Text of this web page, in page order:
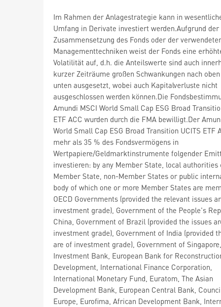
Im Rahmen der Anlagestrategie kann in
Umfang in Derivate investiert werden.Aufgrund der
Zusammensetzung des Fonds oder der
Managementtechniken weist der Fonds eine
Volatilität auf, d.h. die Anteilswerte sind auch
kurzer Zeiträume großen Schwankungen nach
unten ausgesetzt, wobei auch Kapitalverluste nicht
ausgeschlossen werden können.Die
Amundi MSCI World Small Cap ESG Broad
ETF ACC wurden durch die FMA bewilligt.Der
World Small Cap ESG Broad Transition UCITS ETF
mehr als 35 % des Fondsvermögens in
Wertpapiere/Geldmarktinstrumente folgender
investieren: by any Member State, local authorities
Member State, non-Member States or public
body of which one or more Member States are
OECD Governments (provided the relevant issues
investment grade), Government of the People's
China, Government of Brazil (provided the issues
investment grade), Government of India (provided
are of investment grade), Government of
Investment Bank, European Bank for
Development, International Finance Corporation,
International Monetary Fund, Euratom, The Asian
Development Bank, European Central Bank,
Europe, Eurofima, African Development Bank,